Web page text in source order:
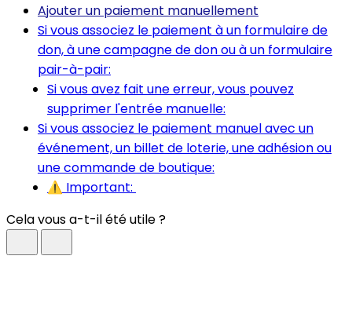
Ajouter un paiement manuellement
Si vous associez le paiement à un formulaire de
don, à une campagne de don ou à un formulaire
pair-à-pair:
Si vous avez fait une erreur, vous pouvez
supprimer l'entrée manuelle:
Si vous associez le paiement manuel avec un
événement, un billet de loterie, une adhésion ou
une commande de boutique:
⚠️ Important:
Cela vous a-t-il été utile ?